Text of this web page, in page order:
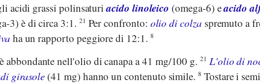
acidi grassi polinsaturiacido linoleico (omega-6) eacido
3) è di circa 3:1. 21 Per confronto: olio di colza spremuto a
ha un rapporto peggiore di 12:1. 8
è abbondante nell'olio di canapa a 41 mg/100 g.21 L'olio di
girasole (41 mg) hanno un contenuto simile.8 Tostare i